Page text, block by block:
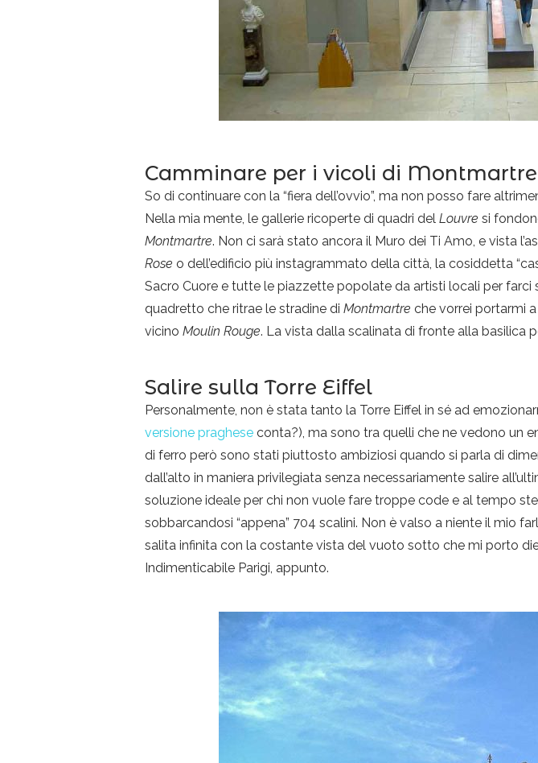
Camminare per i vicoli di Montmartre
So di continuare con la “fiera dell’ovvio”, ma non posso fare
Nella mia mente, le gallerie ricoperte di quadri delLouvre si
Montmartre. Non ci sarà stato ancora il Muro dei Ti Amo, e vista
Rose o dell’edificio più instagrammato della città, la cosiddetta
Sacro Cuore e tutte le piazzette popolate da artisti locali per farci
quadretto che ritrae le stradine diMontmartre che vorrei portarmi
vicinoMoulin Rouge. La vista dalla scalinata di fronte alla basilica
Salire sulla Torre Eiffel
Personalmente, non è stata tanto la Torre Eiffel in sé ad
versione praghese conta?), ma sono tra quelli che ne vedono un
di ferro però sono stati piuttosto ambiziosi quando si parla di
dall’alto in maniera privilegiata senza necessariamente salire
soluzione ideale per chi non vuole fare troppe code e al tempo
sobbarcandosi “appena” 704 scalini. Non è valso a niente il mio
salita infinita con la costante vista del vuoto sotto che mi porto
Indimenticabile Parigi, appunto.